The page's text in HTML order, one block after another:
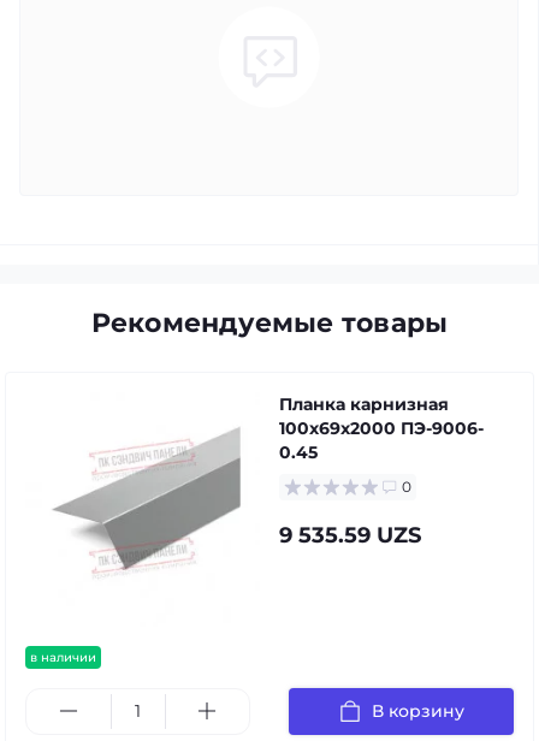
Рекомендуемые товары
в наличии
Планка карнизная
100х69х2000 ПЭ-9006-
0.45
0
9 535.59 UZS
В корзину